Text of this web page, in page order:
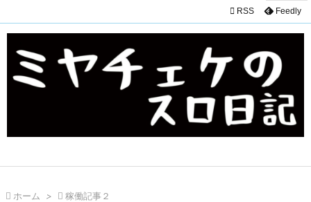
 RSS Feedly
 ホーム >  稼働記事２